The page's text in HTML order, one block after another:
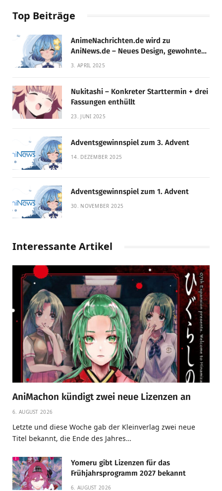
Top Beiträge
AnimeNachrichten.de wird zu
AniNews.de – Neues Design, gewohnte
Qualität!
3. APRIL 2025
Nukitashi – Konkreter Starttermin + drei
Fassungen enthüllt
23. JUNI 2025
Adventsgewinnspiel zum 3. Advent
14. DEZEMBER 2025
Adventsgewinnspiel zum 1. Advent
30. NOVEMBER 2025
Interessante Artikel
AniMachon kündigt zwei neue Lizenzen an
6. AUGUST 2026
Letzte und diese Woche gab der Kleinverlag zwei neue
Titel bekannt, die Ende des Jahres…
Yomeru gibt Lizenzen für das
Frühjahrsprogramm 2027 bekannt
6. AUGUST 2026